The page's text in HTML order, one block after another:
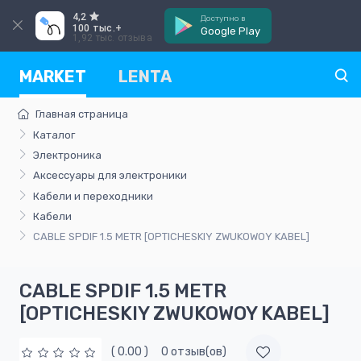
4,2
100 тыс.+
1,92 тыс. отзыва
Доступно в
Google Play
MARKET LENTA
Главная страница
Каталог
Электроника
Аксессуары для электроники
Кабели и переходники
Кабели
CABLE SPDIF 1.5 METR [OPTICHESKIY ZWUKOWOY KABEL]
CABLE SPDIF 1.5 METR
[OPTICHESKIY ZWUKOWOY KABEL]
( 0.00 ) 0 отзыв(ов)